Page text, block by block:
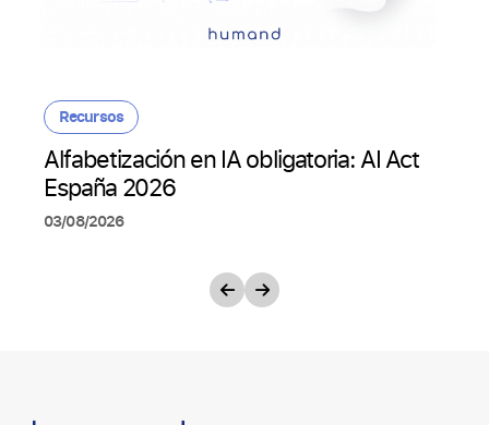
Recursos
Alfabetización en IA obligatoria: AI Act
España 2026
03/08/2026